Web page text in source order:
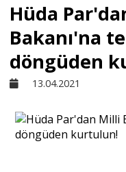
Hüda
Bakanı'na
döngüden
13.04.2021